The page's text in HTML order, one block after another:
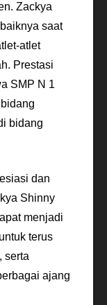
Zackya
saat
atlet
Prestasi
SMP N 1
bidang
dan
Shinny
menjadi
terus
serta
ajang